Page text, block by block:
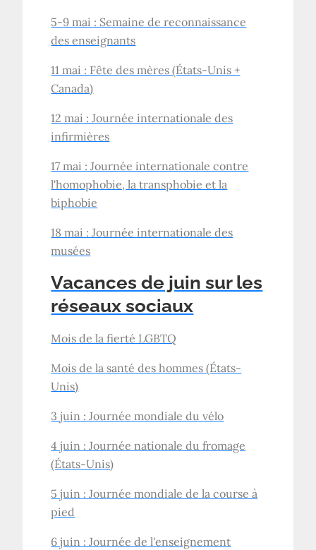
5-9 mai : Semaine de reconnaissance
des enseignants
11 mai : Fête des mères (États-Unis +
Canada)
12 mai : Journée internationale des
infirmières
17 mai : Journée internationale contre
l'homophobie, la transphobie et la
biphobie
18 mai : Journée internationale des
musées
Vacances de juin sur les
réseaux sociaux
Mois de la fierté LGBTQ
Mois de la santé des hommes (États-
Unis)
3 juin : Journée mondiale du vélo
4 juin : Journée nationale du fromage
(États-Unis)
5 juin : Journée mondiale de la course à
pied
6 juin : Journée de l'enseignement